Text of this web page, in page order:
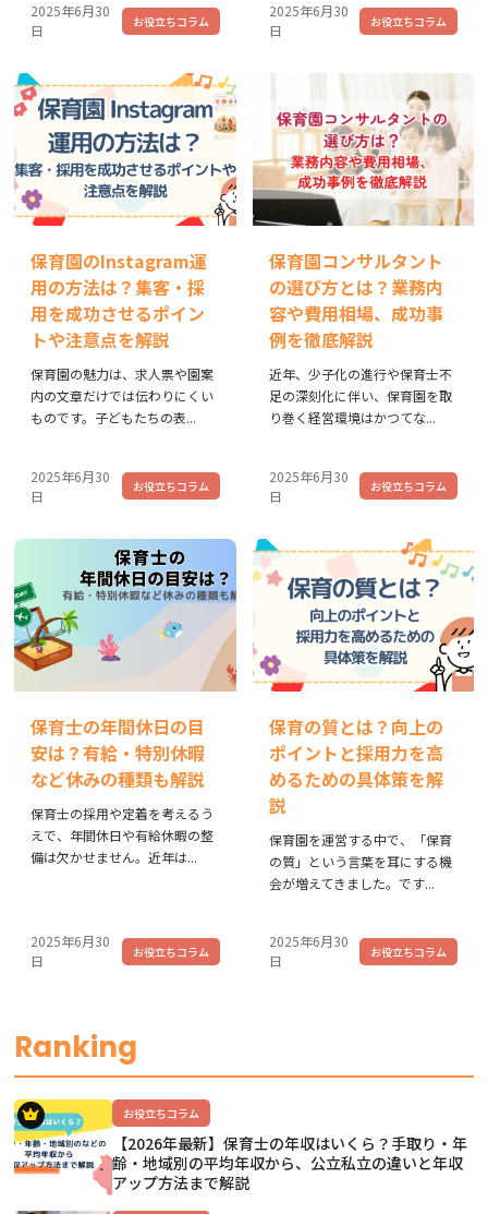
2025年6月30
日
お役立ちコラム
2025年6月30
日
お役立ちコラム
保育園のInstagram運
用の方法は？集客・採
用を成功させるポイン
トや注意点を解説
保育園の魅力は、求人票や園案
内の文章だけでは伝わりにくい
ものです。子どもたちの表...
2025年6月30
日
お役立ちコラム
保育園コンサルタント
の選び方とは？業務内
容や費用相場、成功事
例を徹底解説
近年、少子化の進行や保育士不
足の深刻化に伴い、保育園を取
り巻く経営環境はかつてな...
2025年6月30
日
お役立ちコラム
保育士の年間休日の目
安は？有給・特別休暇
など休みの種類も解説
保育士の採用や定着を考えるう
えで、年間休日や有給休暇の整
備は欠かせません。近年は...
2025年6月30
日
お役立ちコラム
保育の質とは？向上の
ポイントと採用力を高
めるための具体策を解
説
保育園を運営する中で、「保育
の質」という言葉を耳にする機
会が増えてきました。です...
2025年6月30
日
お役立ちコラム
Ranking
お役立ちコラム
【2026年最新】保育士の年収はいくら？手取り・年
齢・地域別の平均年収から、公立私立の違いと年収
アップ方法まで解説